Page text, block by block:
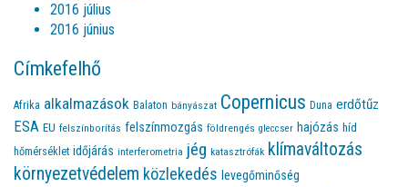
2016 július
2016 június
Címkefelhő
Afrika alkalmazások Balaton bányászat Copernicus Duna erdőtűz
ESA EU felszínborítás felszínmozgás földrengés gleccser hajózás híd
hőmérséklet időjárás interferometria jég katasztrófák klímaváltozás
környezetvédelem közlekedés levegőminőség